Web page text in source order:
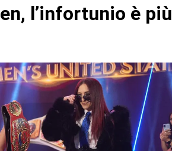
l’infortunio è più